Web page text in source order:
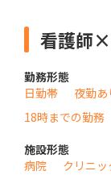
看護師×
勤務形態
日勤帯
夜勤あ
18時までの勤務
施設形態
病院
クリニッ